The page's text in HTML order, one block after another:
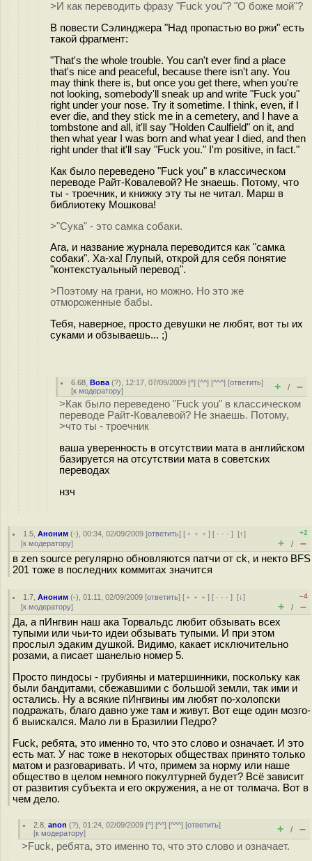
>И как переводить фразу "Fuck you"? "О боже мой"?
В повести Сэлинджера "Над пропастью во ржи" есть
такой фрагмент:
"That's the whole trouble. You can't ever find a place
that's nice and peaceful, because there isn't any. You
may think there is, but once you get there, when you're
not looking, somebody'll sneak up and write "Fuck you"
right under your nose. Try it sometime. I think, even, if I
ever die, and they stick me in a cemetery, and I have a
tombstone and all, it'll say "Holden Caulfield" on it, and
then what year I was born and what year I died, and then
right under that it'll say "Fuck you." I'm positive, in fact."
Как было переведено "Fuck you" в классическом
переводе Райт-Ковалевой? Не знаешь. Потому, что
ты - троечник, и книжку эту ты не читал. Марш в
библиотеку Мошкова!
>"Сука" - это самка собаки.
Ага, и название журнала переводится как "самка
собаки". Ха-ха! Глупый, открой для себя понятие
"контекстуальный перевод".
>Поэтому на грани, но можно. Но это же
отмороженные бабы.
Тебя, наверное, просто девушки не любят, вот ты их
суками и обзываешь... ;)
6.68 ,Вова (?), 12:17, 07/09/2009 [^] [^^] [^^^] [ответить]
[к модератору] + / –
>Как было переведено "Fuck you" в классическом
переводе Райт-Ковалевой? Не знаешь. Потому,
>что ты - троечник
ваша уверенность в отсутствии мата в английском
базируется на отсутствии мата в советских
переводах
нзч
1.5 ,Аноним (-), 00:34, 02/09/2009 [ответить] [ ﹢﹢﹢] [ · · ·][↑]
[к модератору]
+2
+ / –
в zen source регулярно обновляются патчи от ck, и некто BFS
201 тоже в последних коммитах значится
1.7 ,Аноним (-), 01:11, 02/09/2009 [ответить] [ ﹢﹢﹢] [ · · ·][↓]
[к модератору]
–4
+ / –
Да, а пИнгвин наш ака Торвальдс любит обзывать всех
тупыми или чьи-то идеи обзывать тупыми. И при этом
прослыл эдаким душкой. Видимо, какает исключительно
розами, а писает шанелью номер 5.
Просто пиндосы - грубияны и матершинники, поскольку как
были бандитами, сбежавшими с большой земли, так ими и
остались. Ну а всякие пИнгвины им любят по-холопски
подражать, благо давно уже там и живут. Вот еще один мозго-
б выискался. Мало ли в Бразилии Педро?
Fuck, ребята, это именно то, что это слово и означает. И это
есть мат. У нас тоже в некоторых обществах принято только
матом и разговаривать. И что, примем за норму или наше
общество в целом немного покултурней будет? Всё зависит
от развития субъекта и его окружения, а не от толмача. Вот в
чем дело.
2.8 ,anon (?), 01:24, 02/09/2009 [^] [^^] [^^^] [ответить]
[к модератору] + / –
>Fuck, ребята, это именно то, что это слово и означает.